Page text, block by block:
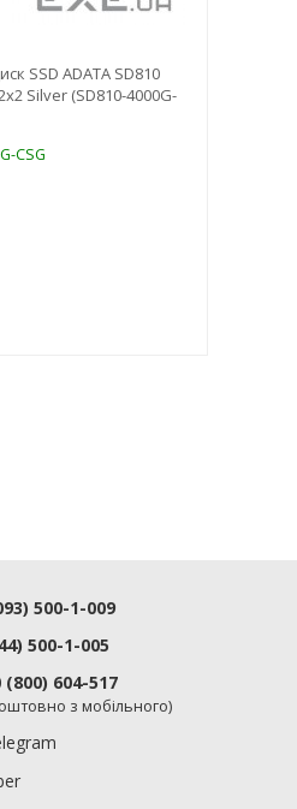
SSD ADATA SD810
Silver (SD810-4000G-
CSG
500-1-009
500-1-005
(800) 604-517
з мобільного)